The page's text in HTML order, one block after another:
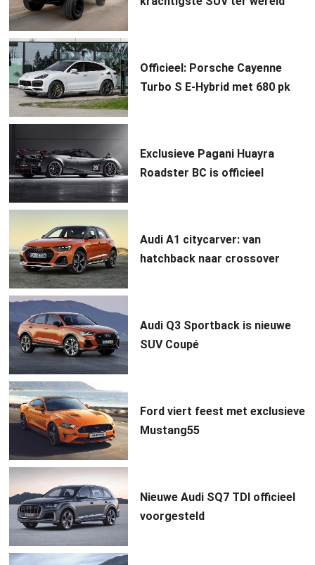
Officieel: Porsche Cayenne
Turbo S E-Hybrid met 680 pk
Exclusieve Pagani Huayra
Roadster BC is officieel
Audi A1 citycarver: van
hatchback naar crossover
Audi Q3 Sportback is nieuwe
SUV Coupé
Ford viert feest met exclusieve
Mustang55
Nieuwe Audi SQ7 TDI officieel
voorgesteld